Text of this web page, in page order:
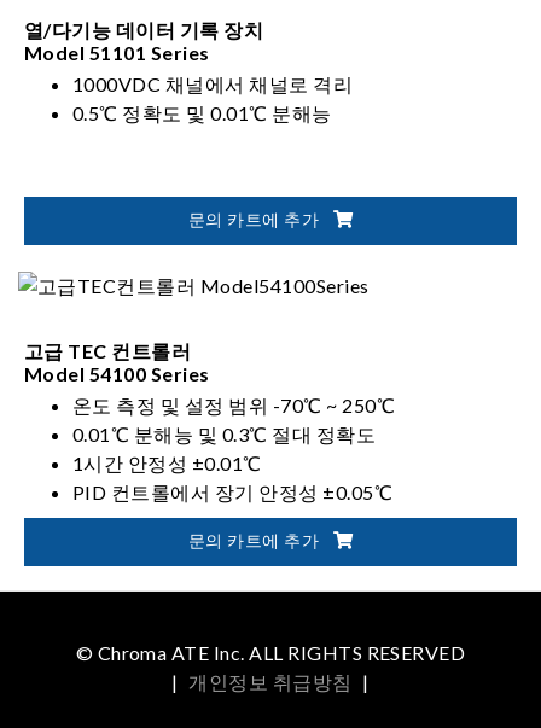
열/다기능 데이터 기록 장치
Model 51101 Series
1000VDC 채널에서 채널로 격리
0.5℃ 정확도 및 0.01℃ 분해능
문의 카트에 추가
고급 TEC 컨트롤러
Model 54100 Series
온도 측정 및 설정 범위 -70℃ ~ 250℃
0.01℃ 분해능 및 0.3℃ 절대 정확도
1시간 안정성 ±0.01℃
PID 컨트롤에서 장기 안정성 ±0.05℃
문의 카트에 추가
© Chroma ATE Inc. ALL RIGHTS RESERVED
| 개인정보 취급방침 |